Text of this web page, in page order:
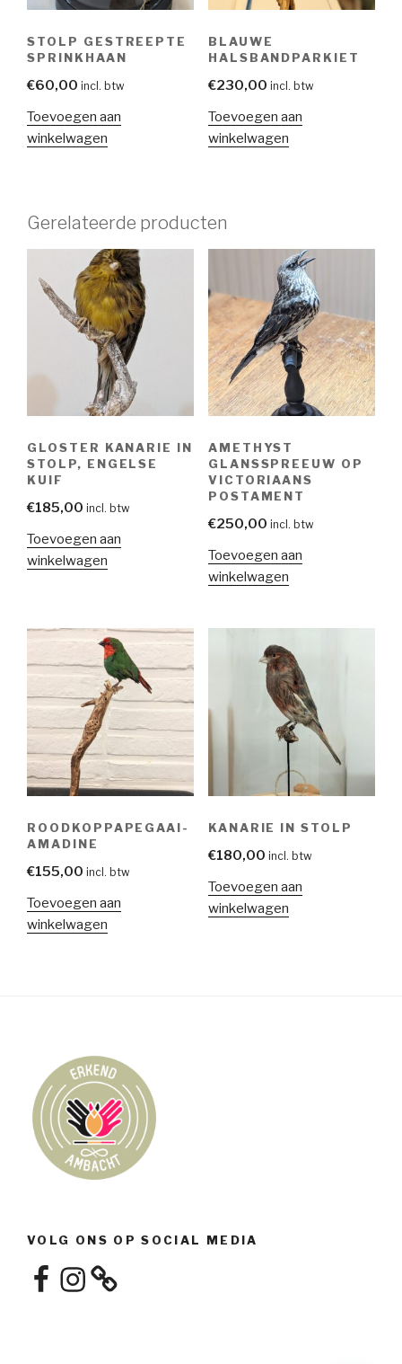
STOLP GESTREEPTE
SPRINKHAAN
€60,00 incl. btw
Toevoegen aan
winkelwagen
BLAUWE
HALSBANDPARKIET
€230,00 incl. btw
Toevoegen aan
winkelwagen
Gerelateerde producten
GLOSTER KANARIE IN
STOLP, ENGELSE
KUIF
€185,00 incl. btw
Toevoegen aan
winkelwagen
AMETHYST
GLANSSPREEUW OP
VICTORIAANS
POSTAMENT
€250,00 incl. btw
Toevoegen aan
winkelwagen
ROODKOPPAPEGAAI-
AMADINE
€155,00 incl. btw
Toevoegen aan
winkelwagen
KANARIE IN STOLP
€180,00 incl. btw
Toevoegen aan
winkelwagen
VOLG ONS OP SOCIAL MEDIA
FacebookInstagram